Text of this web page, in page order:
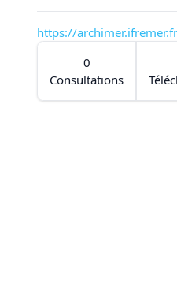
https://
0
Consultations